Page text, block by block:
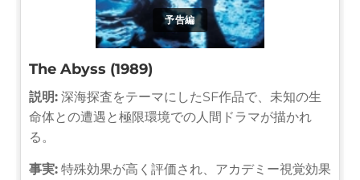
予告編
The Abyss (1989)
説明: 深海探査をテーマにしたSF作品で、未知の生
命体との遭遇と極限環境での人間ドラマが描かれ
る。
事実: 特殊効果が高く評価され、アカデミー視覚効果